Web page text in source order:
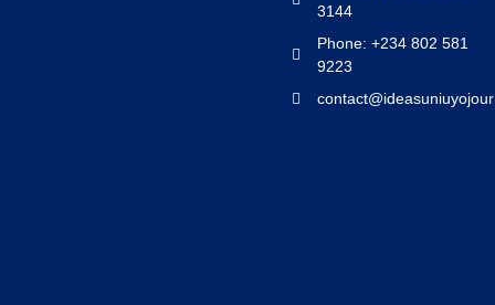
3144
Phone: +234 802 581
9223